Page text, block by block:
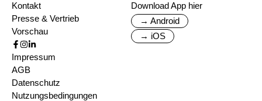
Kontakt
Presse & Vertrieb
Vorschau
Download App hier
→ Android
→ iOS
Impressum
AGB
Datenschutz
Nutzungsbedingungen